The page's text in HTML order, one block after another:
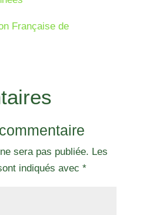
Française de
sera pas publiée. Les
indiqués avec *